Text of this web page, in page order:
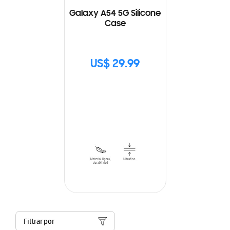
Galaxy A54 5G Silicone
Case
US$ 29.99
Filtrar por